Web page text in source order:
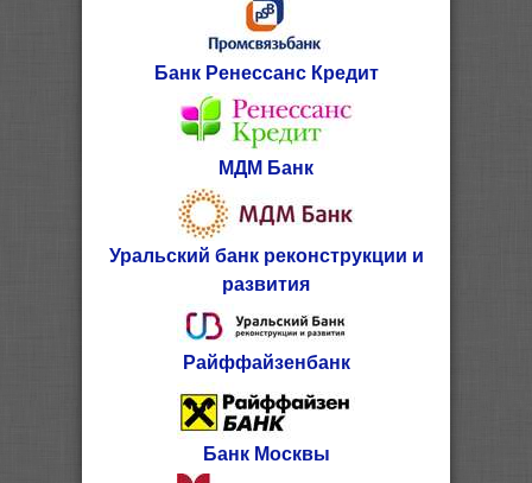
Банк Ренессанс Кредит
МДМ Банк
Уральский банк реконструкции и
развития
Райффайзенбанк
Банк Москвы